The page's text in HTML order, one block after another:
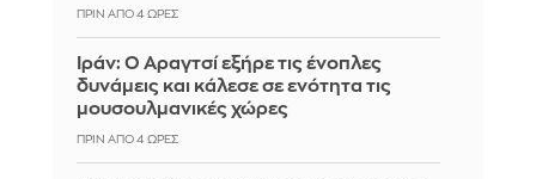
ΠΡΙΝ ΑΠΌ 4 ΏΡΕΣ
Ιράν: Ο Αραγτσί εξήρε τις ένοπλες
δυνάμεις και κάλεσε σε ενότητα τις
μουσουλμανικές χώρες
ΠΡΙΝ ΑΠΌ 4 ΏΡΕΣ